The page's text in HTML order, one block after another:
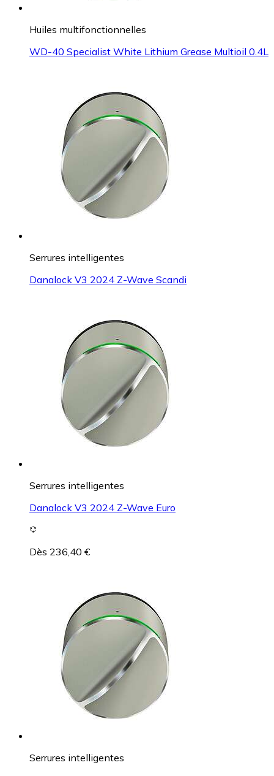
Huiles multifonctionnelles
WD-40 Specialist White Lithium Grease Multioil 0.4L
Serrures intelligentes
Danalock V3 2024 Z-Wave Scandi
Serrures intelligentes
Danalock V3 2024 Z-Wave Euro
Dès 236,40 €
Serrures intelligentes